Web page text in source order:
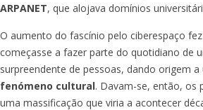
ARPANET, que alojava domínios
O aumento do fascínio pelo ciberespaço
começasse a fazer parte do quotidiano de
surpreendente de pessoas, dando origem
fenómeno cultural. Davam-se, então, os
uma massificação que viria a acontecer